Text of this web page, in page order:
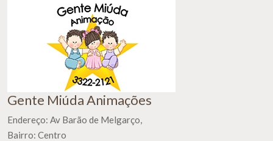
Gente Miúda Animações
Endereço: Av Barão de Melgarço,
Bairro: Centro